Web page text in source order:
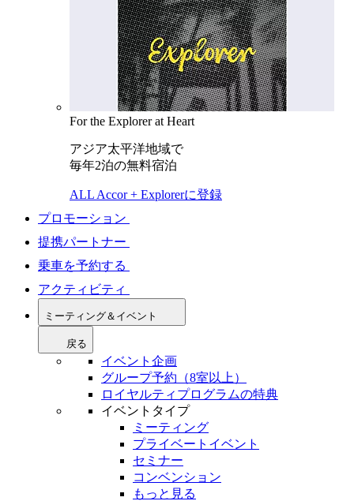
For the Explorer at Heart
アジア太平洋地域で
毎年2泊の無料宿泊
ALL Accor + Explorerに登録
プロモーション
提携パートナー
乗車を予約する
アクティビティ
ミーティング＆イベント
戻る
イベント企画
グループ予約（8室以上）
ロイヤルティプログラムの特典
イベントタイプ
ミーティング
プライベートイベント
セミナー
コンベンション
もっと見る